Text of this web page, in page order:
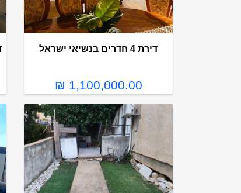
דירת 4 חדרים בנשיאי ישראל
1,100,000.00 ₪